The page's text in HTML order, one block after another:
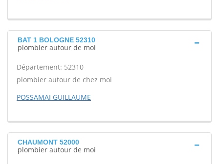
BAT 1 BOLOGNE 52310
plombier autour de moi
Département: 52310
plombier autour de chez moi
POSSAMAI GUILLAUME
CHAUMONT 52000
plombier autour de moi